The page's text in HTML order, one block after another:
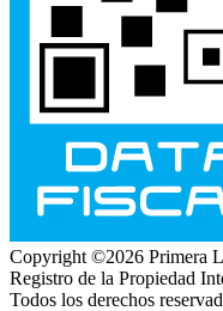
Copyright ©2026 Primera
Registro de la Propiedad
Todos los derechos